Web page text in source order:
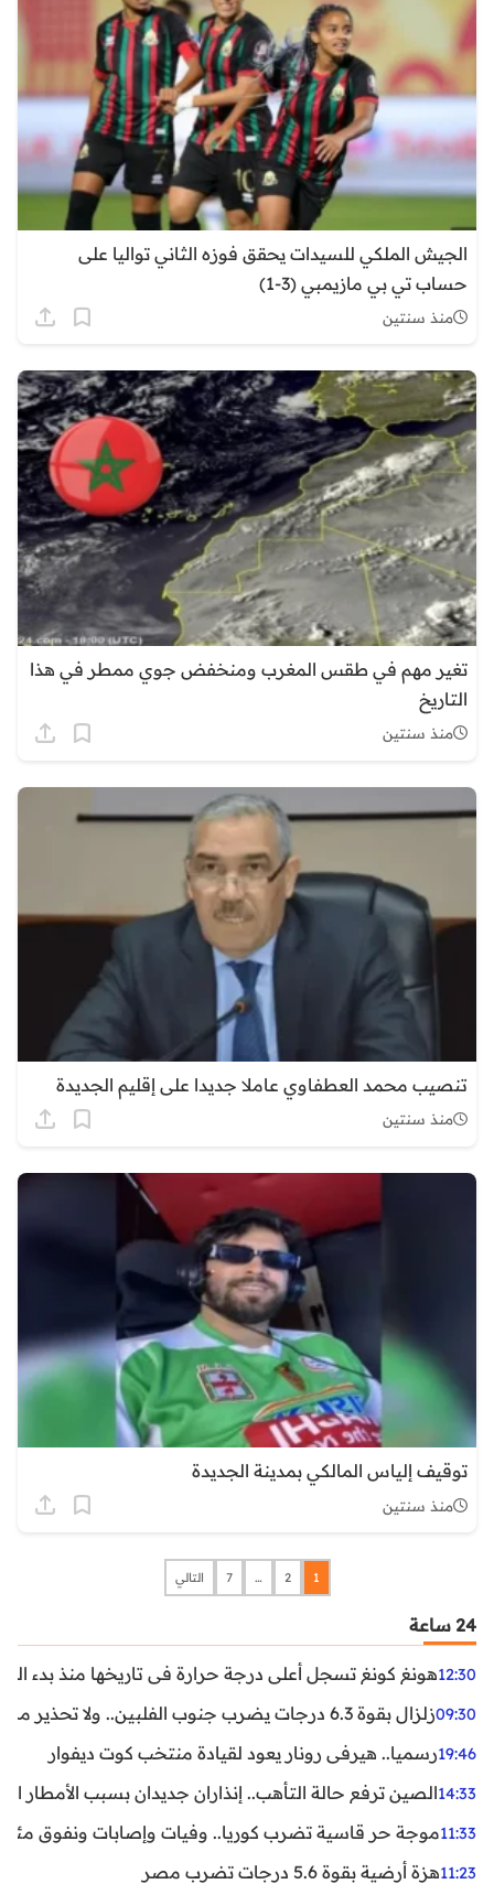
الجيش الملكي للسيدات يحقق فوزه الثاني تواليا على
حساب تي بي مازيمبي (3-1)
منذ سنتين
تغير مهم في طقس المغرب ومنخفض جوي ممطر في هذا
التاريخ
منذ سنتين
تنصيب محمد العطفاوي عاملا جديدا على إقليم الجديدة
منذ سنتين
توقيف إلياس المالكي بمدينة الجديدة
منذ سنتين
1
2
…
7 التالي
24 ساعة
12:30هونغ كونغ تسجل أعلى درجة حرارة في تاريخها منذ بدء
09:30زلزال بقوة 6.3 درجات يضرب جنوب الفلبين.. ولا تحذير من تسونامي حتى الآن
19:46رسميا.. هيرفي رونار يعود لقيادة منتخب كوت ديفوار
14:33الصين ترفع حالة التأهب.. إنذاران جديدان بسبب الأمطار
11:33موجة حر قاسية تضرب كوريا.. وفيات وإصابات ونفوق مئات
11:23هزة أرضية بقوة 5.6 درجات تضرب مصر